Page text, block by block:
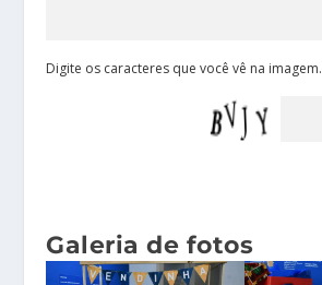
Digite os caracteres que você vê na imagem.
Galeria de fotos